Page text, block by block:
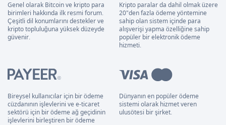
Genel olarak Bitcoin ve kripto para
birimleri hakkında ilk resmi forum.
Çeşitli dil konumlarını destekler ve
kripto topluluğuna yüksek düzeyde
güvenir.
Kripto paralar da dahil olmak üzere
20"den fazla ödeme yöntemine
sahip olan sistem içinde para
alışverişi yapma özelliğine sahip
popüler bir elektronik ödeme
hizmeti.
Bireysel kullanıcılar için bir ödeme
cüzdanının işlevlerini ve e-ticaret
sektörü için bir ödeme ağ geçidinin
işlevlerini birleştiren bir ödeme
Dünyanın en popüler ödeme
sistemi olarak hizmet veren
ulusötesi bir şirket.